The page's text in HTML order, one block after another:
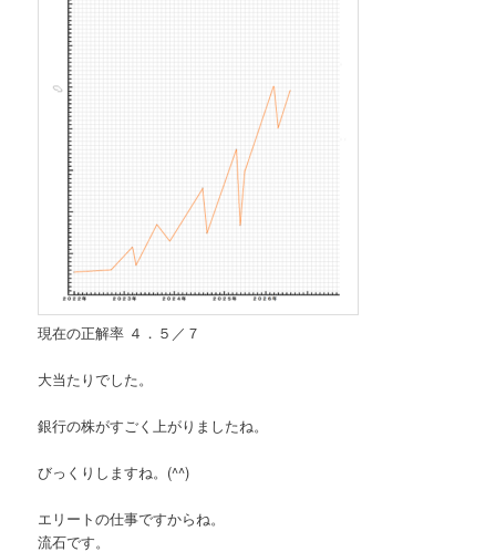
現在の正解率 ４．５／７
大当たりでした。
銀行の株がすごく上がりましたね。
びっくりしますね。(^^)
エリートの仕事ですからね。
流石です。